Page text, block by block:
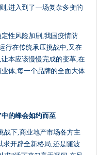
,进入到了一场复杂多变的
性风险加剧,我国疫情防
行在传统承压挑战中,又在
本应该慢慢完成的变革,在
体,每一个品牌的全面大体
的峰会如约而至
战下,商业地产市场各方主
求开辟全新格局,还是随波